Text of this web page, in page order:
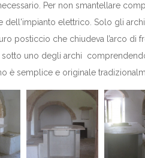
Per non smantellare
elettrico. Solo gli
posticcio che chiudeva l’arco di
uno degli archi
è semplice e originale